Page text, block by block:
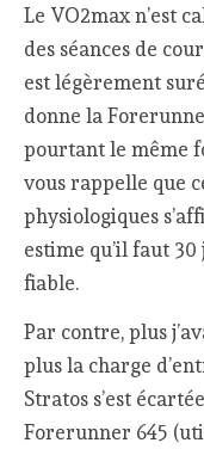
Le VO2max n’est
des séances de
est légèrement
donne la
pourtant le même
vous rappelle que
physiologiques
estime qu’il faut
fiable.
Par contre, plus
plus la charge
Stratos s’est
Forerunner 645